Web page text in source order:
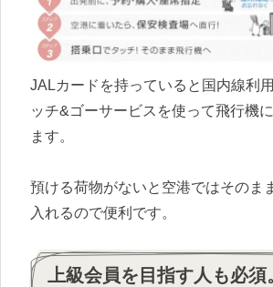
JALカードを持っていると国内線利
ッチ&ゴーサービスを使って飛行機
ます。
預ける荷物がないと空港ではそのま
入れるので便利です。
上級会員を目指す人も必須